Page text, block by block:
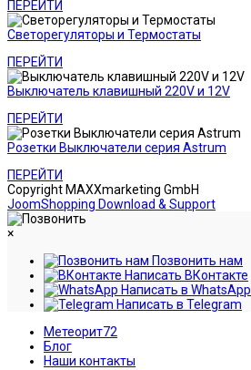
ПЕРЕЙТИ
Светорегуляторы и Термостаты
ПЕРЕЙТИ
Выключатель клавишный 220V и 12V
ПЕРЕЙТИ
Розетки Выключатели серия Astrum
ПЕРЕЙТИ
Copyright MAXXmarketing GmbH
JoomShopping Download & Support
×
Позвонить нам
Написать ВКонтакте
Написать в WhatsApp
Написать в Telegram
Метеорит72
Блог
Наши контакты